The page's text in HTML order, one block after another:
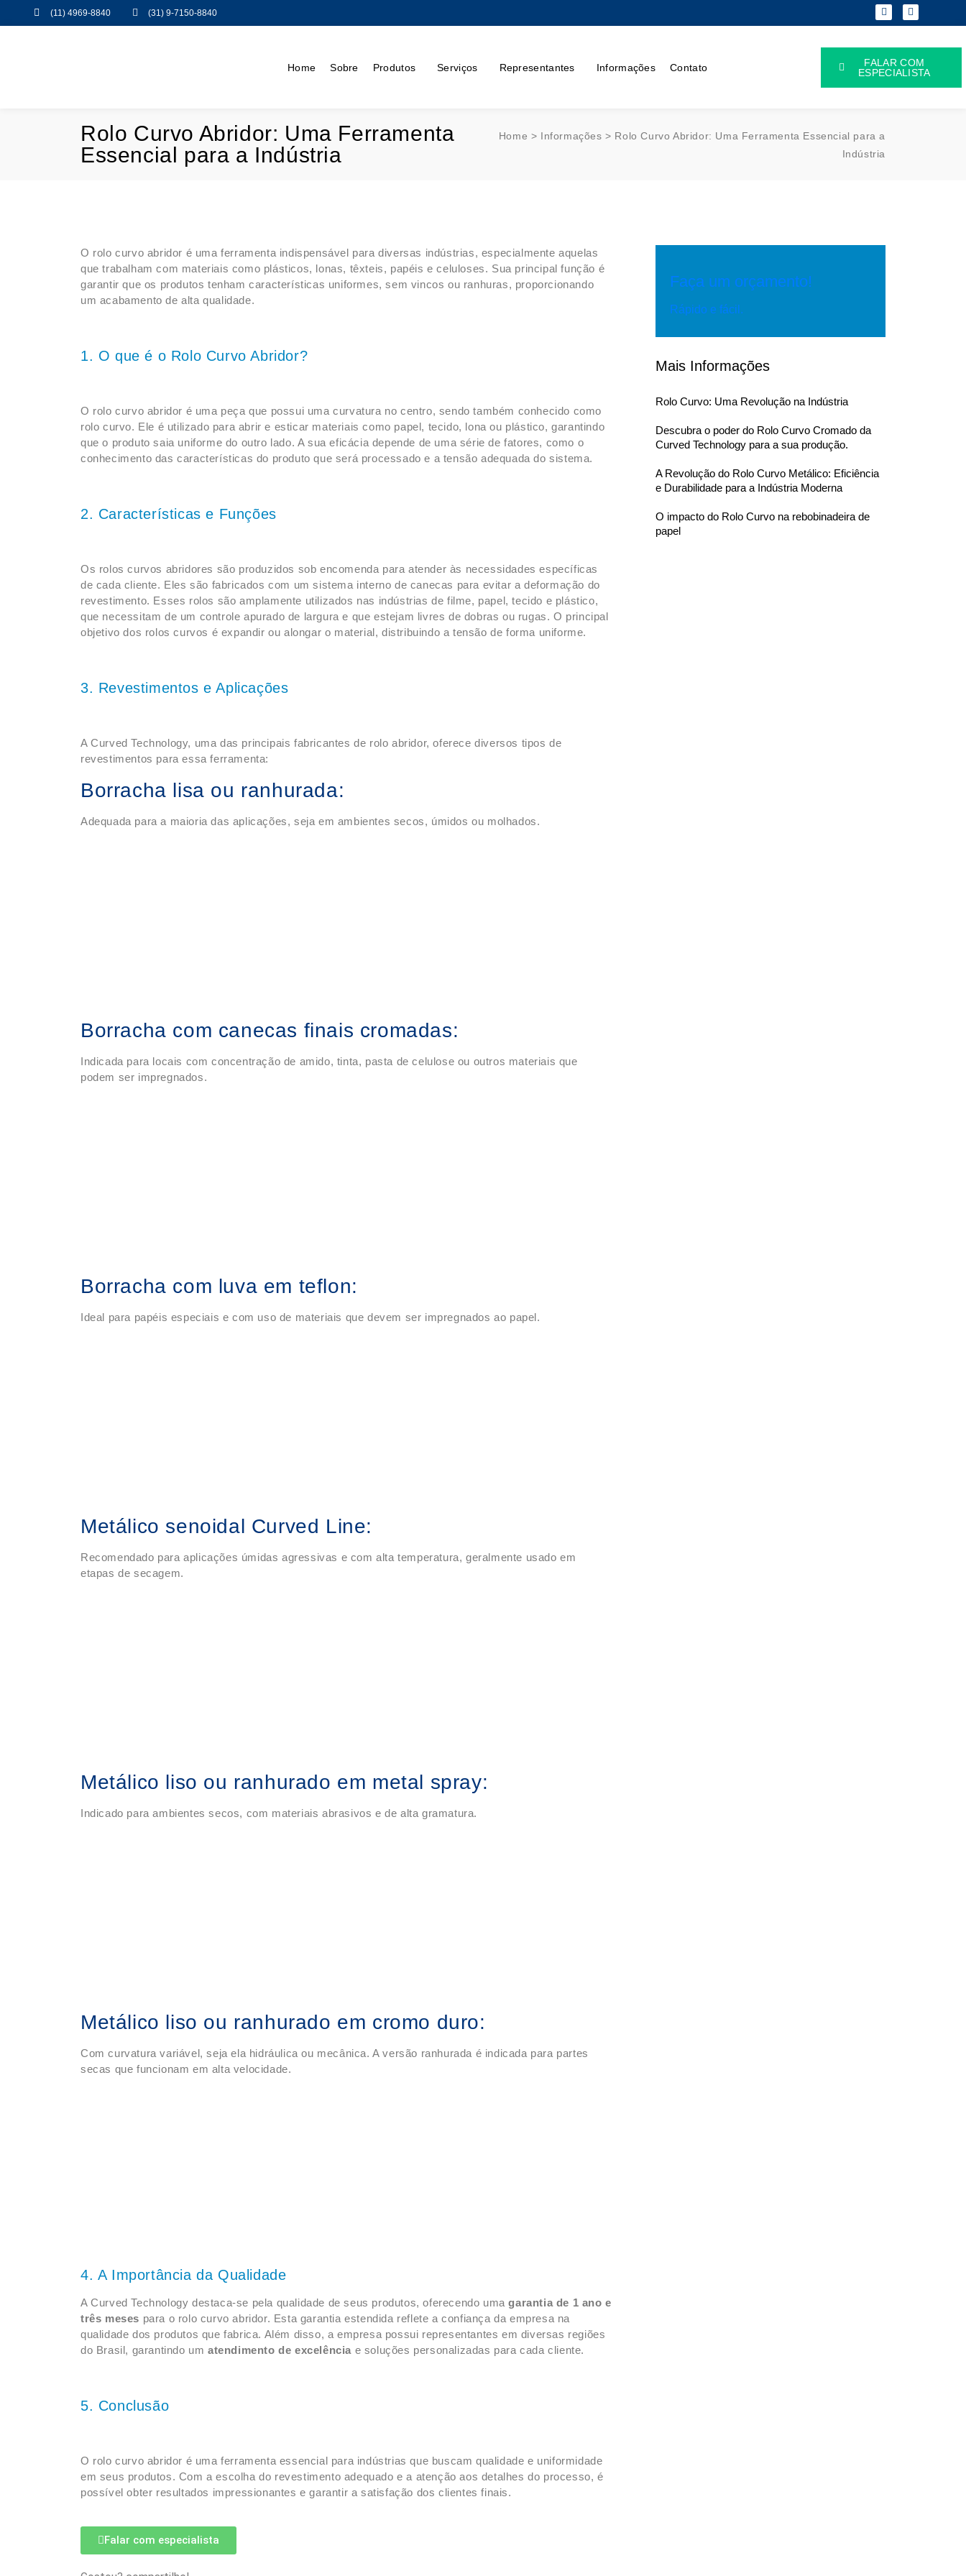
(11) 4969-8840 (31) 9-7150-8840
Home Sobre Produtos Serviços Representantes Informações Contato
FALAR COM
ESPECIALISTA
Rolo Curvo Abridor: Uma Ferramenta
Essencial para a Indústria
Home > Informações > Rolo Curvo Abridor: Uma Ferramenta Essencial para a
Indústria
O rolo curvo abridor é uma ferramenta indispensável para diversas indústrias, especialmente aquelas
que trabalham com materiais como plásticos, lonas, têxteis, papéis e celuloses. Sua principal função é
garantir que os produtos tenham características uniformes, sem vincos ou ranhuras, proporcionando
um acabamento de alta qualidade.
1. O que é o Rolo Curvo Abridor?
O rolo curvo abridor é uma peça que possui uma curvatura no centro, sendo também conhecido como
rolo curvo. Ele é utilizado para abrir e esticar materiais como papel, tecido, lona ou plástico, garantindo
que o produto saia uniforme do outro lado. A sua eficácia depende de uma série de fatores, como o
conhecimento das características do produto que será processado e a tensão adequada do sistema.
2. Características e Funções
Os rolos curvos abridores são produzidos sob encomenda para atender às necessidades específicas
de cada cliente. Eles são fabricados com um sistema interno de canecas para evitar a deformação do
revestimento. Esses rolos são amplamente utilizados nas indústrias de filme, papel, tecido e plástico,
que necessitam de um controle apurado de largura e que estejam livres de dobras ou rugas. O principal
objetivo dos rolos curvos é expandir ou alongar o material, distribuindo a tensão de forma uniforme.
3. Revestimentos e Aplicações
A Curved Technology, uma das principais fabricantes de rolo abridor, oferece diversos tipos de
revestimentos para essa ferramenta:
Borracha lisa ou ranhurada:
Adequada para a maioria das aplicações, seja em ambientes secos, úmidos ou molhados.
Borracha com canecas finais cromadas:
Indicada para locais com concentração de amido, tinta, pasta de celulose ou outros materiais que
podem ser impregnados.
Borracha com luva em teflon:
Ideal para papéis especiais e com uso de materiais que devem ser impregnados ao papel.
Metálico senoidal Curved Line:
Recomendado para aplicações úmidas agressivas e com alta temperatura, geralmente usado em
etapas de secagem.
Metálico liso ou ranhurado em metal spray:
Indicado para ambientes secos, com materiais abrasivos e de alta gramatura.
Metálico liso ou ranhurado em cromo duro:
Com curvatura variável, seja ela hidráulica ou mecânica. A versão ranhurada é indicada para partes
secas que funcionam em alta velocidade.
4. A Importância da Qualidade
A Curved Technology destaca-se pela qualidade de seus produtos, oferecendo umagarantia de 1 ano e
três meses para o rolo curvo abridor. Esta garantia estendida reflete a confiança da empresa na
qualidade dos produtos que fabrica. Além disso, a empresa possui representantes em diversas regiões
do Brasil, garantindo umatendimento de excelência e soluções personalizadas para cada cliente.
5. Conclusão
O rolo curvo abridor é uma ferramenta essencial para indústrias que buscam qualidade e uniformidade
em seus produtos. Com a escolha do revestimento adequado e a atenção aos detalhes do processo, é
possível obter resultados impressionantes e garantir a satisfação dos clientes finais.
Falar com especialista
Faça um orçamento!
Rápido e fácil.
Mais Informações
Rolo Curvo: Uma Revolução na Indústria
Descubra o poder do Rolo Curvo Cromado da
Curved Technology para a sua produção.
A Revolução do Rolo Curvo Metálico: Eficiência
e Durabilidade para a Indústria Moderna
O impacto do Rolo Curvo na rebobinadeira de
papel